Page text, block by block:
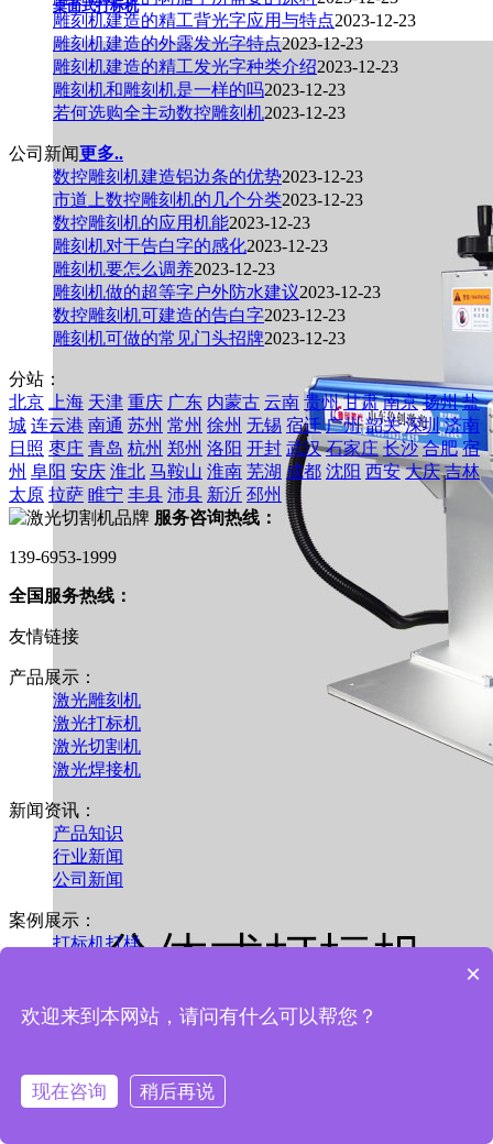
桌面式打标机
雕刻机建造的精工背光字应用与特点2023-12-23
雕刻机建造的外露发光字特点2023-12-23
雕刻机建造的精工发光字种类介绍2023-12-23
雕刻机和雕刻机是一样的吗2023-12-23
若何选购全主动数控雕刻机2023-12-23
公司新闻更多..
数控雕刻机建造铝边条的优势2023-12-23
市道上数控雕刻机的几个分类2023-12-23
数控雕刻机的应用机能2023-12-23
雕刻机对于告白字的感化2023-12-23
雕刻机要怎么调养2023-12-23
雕刻机做的超等字户外防水建议2023-12-23
数控雕刻机可建造的告白字2023-12-23
雕刻机可做的常见门头招牌2023-12-23
分站：
北京
上海 天津 重庆 广东 内蒙古 云南 贵州 甘肃 南京 扬州 盐
城 连云港 南通 苏州 常州 徐州 无锡 宿迁 广州 韶关 深圳 济南
日照 枣庄 青岛 杭州 郑州 洛阳 开封 武汉 石家庄 长沙 合肥 宿
州 阜阳 安庆 淮北 马鞍山 淮南 芜湖 成都 沈阳 西安 大庆 吉林
太原 拉萨 睢宁 丰县 沛县 新沂 邳州
服务咨询热线：
139-6953-1999
全国服务热线：
友情链接
产品展示：
激光雕刻机
激光打标机
激光切割机
激光焊接机
新闻资讯：
产品知识
行业新闻
公司新闻
案例展示：
打标机打样
×
欢迎来到本网站，请问有什么可以帮您？
现在咨询 稍后再说